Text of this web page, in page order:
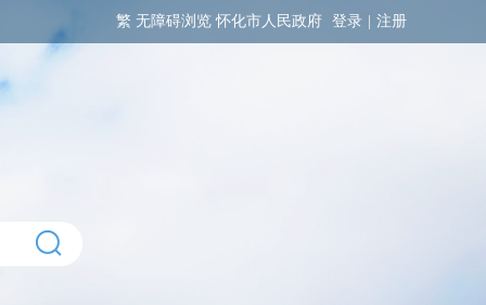
繁 无障碍浏览 怀化市人民政府 登录 注册